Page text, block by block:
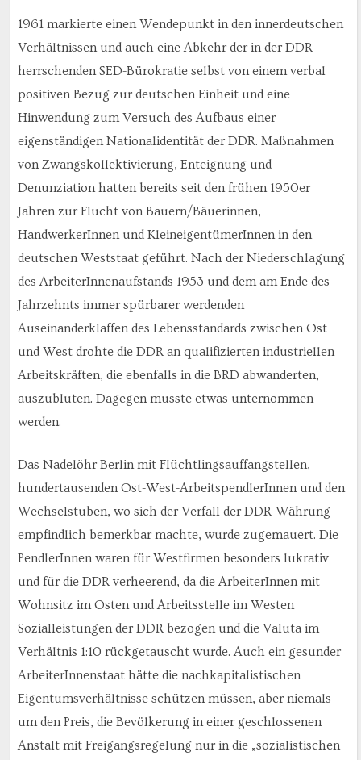
1961 markierte einen Wendepunkt in den innerdeutschen
Verhältnissen und auch eine Abkehr der in der DDR
herrschenden SED-Bürokratie selbst von einem verbal
positiven Bezug zur deutschen Einheit und eine
Hinwendung zum Versuch des Aufbaus einer
eigenständigen Nationalidentität der DDR. Maßnahmen
von Zwangskollektivierung, Enteignung und
Denunziation hatten bereits seit den frühen 1950er
Jahren zur Flucht von Bauern/Bäuerinnen,
HandwerkerInnen und KleineigentümerInnen in den
deutschen Weststaat geführt. Nach der Niederschlagung
des ArbeiterInnenaufstands 1953 und dem am Ende des
Jahrzehnts immer spürbarer werdenden
Auseinanderklaffen des Lebensstandards zwischen Ost
und West drohte die DDR an qualifizierten industriellen
Arbeitskräften, die ebenfalls in die BRD abwanderten,
auszubluten. Dagegen musste etwas unternommen
werden.
Das Nadelöhr Berlin mit Flüchtlingsauffangstellen,
hundertausenden Ost-West-ArbeitspendlerInnen und den
Wechselstuben, wo sich der Verfall der DDR-Währung
empfindlich bemerkbar machte, wurde zugemauert. Die
PendlerInnen waren für Westfirmen besonders lukrativ
und für die DDR verheerend, da die ArbeiterInnen mit
Wohnsitz im Osten und Arbeitsstelle im Westen
Sozialleistungen der DDR bezogen und die Valuta im
Verhältnis 1:10 rückgetauscht wurde. Auch ein gesunder
ArbeiterInnenstaat hätte die nachkapitalistischen
Eigentumsverhältnisse schützen müssen, aber niemals
um den Preis, die Bevölkerung in einer geschlossenen
Anstalt mit Freigangsregelung nur in die „sozialistischen